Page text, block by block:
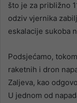
što je za približno
odziv vjernika
eskalacije sukoba
Podsjećamo,
raketnih i dron
Zaljeva, kao
U jednom od